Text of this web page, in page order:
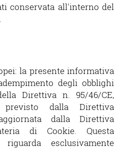
conservata all'interno del
la presente informativa
degli obblighi
Direttiva n. 95/46/CE,
dalla Direttiva
dalla Direttiva
di Cookie. Questa
esclusivamente